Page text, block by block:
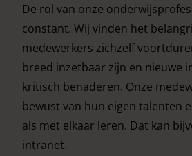
De rol van onze
constant. Wij vinden het
medewerkers zichzelf
breed inzetbaar zijn en nieuwe
kritisch benaderen. Onze
bewust van hun eigen talenten
als met elkaar leren. Dat kan
intranet.